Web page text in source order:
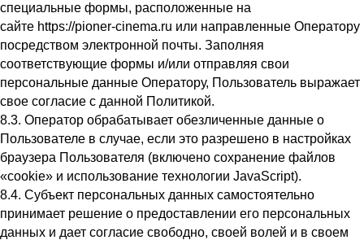
специальные формы, расположенные на
сайте https://pioner-cinema.ru или направленные Оператору
посредством электронной почты. Заполняя
соответствующие формы и/или отправляя свои
персональные данные Оператору, Пользователь выражает
свое согласие с данной Политикой.
8.3. Оператор обрабатывает обезличенные данные о
Пользователе в случае, если это разрешено в настройках
браузера Пользователя (включено сохранение файлов
«cookie» и использование технологии JavaScript).
8.4. Субъект персональных данных самостоятельно
принимает решение о предоставлении его персональных
данных и дает согласие свободно, своей волей и в своем